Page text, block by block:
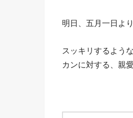
明日、五月一日より
スッキリするよう
カンに対する、親